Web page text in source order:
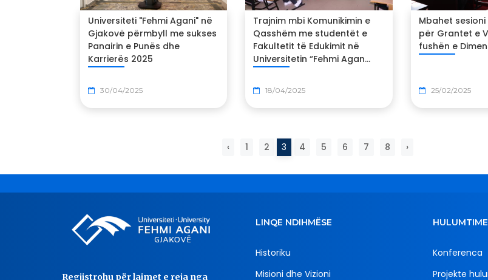
Universiteti "Fehmi Agani" në
Gjakovë përmbyll me sukses
Panairin e Punës dhe
Karrierës 2025
30/04/2025
Trajnim mbi Komunikimin e
Qasshëm me studentët e
Fakultetit të Edukimit në
Universitetin “Fehmi Agan...
18/04/2025
Mbahet
për Grantet e
fushën e
25/02/2025
‹ 1 2 3 4 5 6 7 8 ›
Regjistrohu për lajmet e reja nga
LINQE NDIHMËSE
Historiku
Misioni dhe Vizioni
Konferenca
Projekte